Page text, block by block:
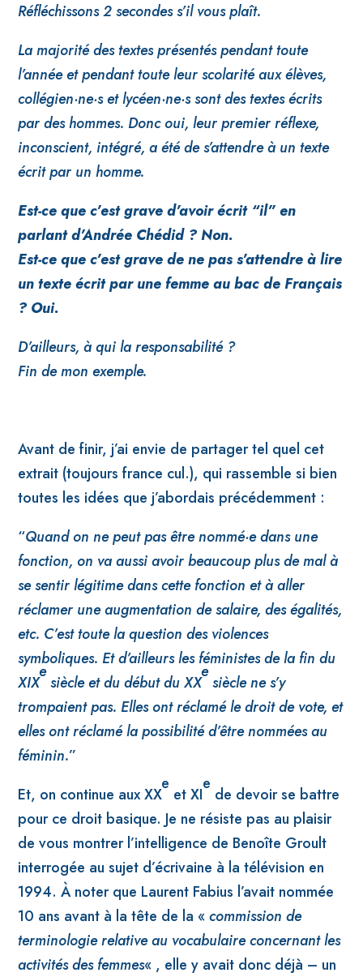
Réfléchissons 2 secondes s’il vous plaît.
La majorité des textes présentés pendant toute
l’année et pendant toute leur scolarité aux élèves,
collégien·ne·s et lycéen·ne·s sont des textes écrits
par des hommes. Donc oui, leur premier réflexe,
inconscient, intégré, a été de s’attendre à un texte
écrit par un homme.
Est-ce que c’est grave d’avoir écrit “il” en
parlant d’Andrée Chédid ? Non.
Est-ce que c’est grave de ne pas s’attendre à lire
un texte écrit par une femme au bac de Français
? Oui.
D’ailleurs, à qui la responsabilité ?
Fin de mon exemple.
Avant de finir, j’ai envie de partager tel quel cet
extrait (toujours france cul.), qui rassemble si bien
toutes les idées que j’abordais précédemment :
“Quand on ne peut pas être nommé·e dans une
fonction, on va aussi avoir beaucoup plus de mal à
se sentir légitime dans cette fonction et à aller
réclamer une augmentation de salaire, des égalités,
etc. C’est toute la question des violences
symboliques. Et d’ailleurs les féministes de la fin du
XIX
e
siècle et du début du XX
e
siècle ne s’y
trompaient pas. Elles ont réclamé le droit de vote, et
elles ont réclamé la possibilité d’être nommées au
féminin.”
Et, on continue aux XX
e
et XI
e
de devoir se battre
pour ce droit basique. Je ne résiste pas au plaisir
de vous montrer l’intelligence de Benoîte Groult
interrogée au sujet d’écrivaine à la télévision en
1994. À noter que Laurent Fabius l’avait nommée
10 ans avant à la tête de la «commission de
terminologie relative au vocabulaire concernant les
activités des femmes« , elle y avait donc déjà – un